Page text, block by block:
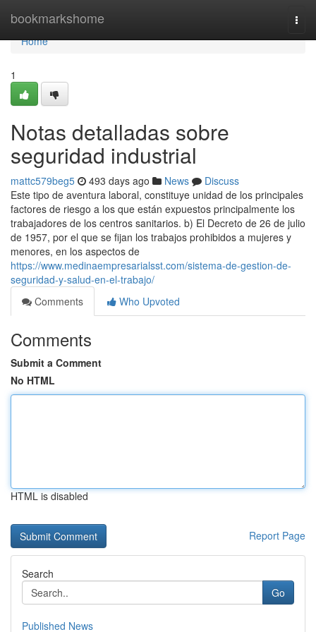
bookmarkshome
Home
Home
1
Notas detalladas sobre
seguridad industrial
mattc579beg5 493 days ago News
Discuss
Este tipo de aventura laboral, constituye unidad de los principales
factores de riesgo a los que están expuestos principalmente los
trabajadores de los centros sanitarios. b) El Decreto de 26 de julio
de 1957, por el que se fijan los trabajos prohibidos a mujeres y
menores, en los aspectos de
https://www.medinaempresarialsst.com/sistema-de-gestion-de-
seguridad-y-salud-en-el-trabajo/
Comments
Who Upvoted
Comments
Submit a Comment
No HTML
HTML is disabled
Report Page
Search
Go
Published News